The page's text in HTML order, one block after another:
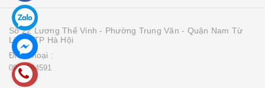
Số 22 Lương Thế Vinh - Phường Trung Văn - Quận Nam Từ
Liên - TP Hà Hội
Điện thoại :
0988584591